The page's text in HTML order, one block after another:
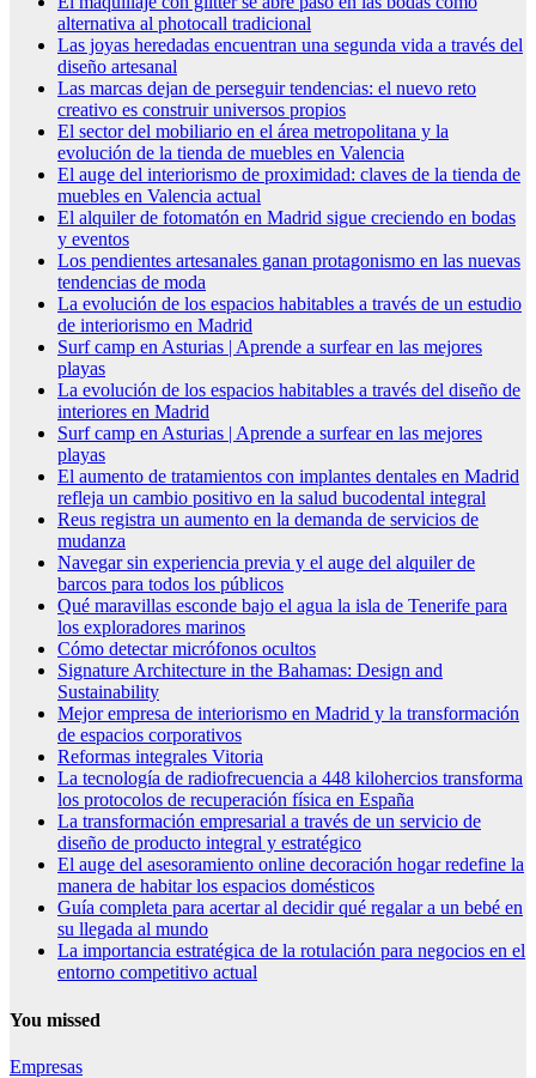
alternativa al photocall tradicional
Las joyas heredadas encuentran una segunda vida a través del
diseño artesanal
Las marcas dejan de perseguir tendencias: el nuevo reto
creativo es construir universos propios
El sector del mobiliario en el área metropolitana y la
evolución de la tienda de muebles en Valencia
El auge del interiorismo de proximidad: claves de la tienda de
muebles en Valencia actual
El alquiler de fotomatón en Madrid sigue creciendo en bodas
y eventos
Los pendientes artesanales ganan protagonismo en las nuevas
tendencias de moda
La evolución de los espacios habitables a través de un estudio
de interiorismo en Madrid
Surf camp en Asturias | Aprende a surfear en las mejores
playas
La evolución de los espacios habitables a través del diseño de
interiores en Madrid
Surf camp en Asturias | Aprende a surfear en las mejores
playas
El aumento de tratamientos con implantes dentales en Madrid
refleja un cambio positivo en la salud bucodental integral
Reus registra un aumento en la demanda de servicios de
mudanza
Navegar sin experiencia previa y el auge del alquiler de
barcos para todos los públicos
Qué maravillas esconde bajo el agua la isla de Tenerife para
los exploradores marinos
Cómo detectar micrófonos ocultos
Signature Architecture in the Bahamas: Design and
Sustainability
Mejor empresa de interiorismo en Madrid y la transformación
de espacios corporativos
Reformas integrales Vitoria
La tecnología de radiofrecuencia a 448 kilohercios transforma
los protocolos de recuperación física en España
La transformación empresarial a través de un servicio de
diseño de producto integral y estratégico
El auge del asesoramiento online decoración hogar redefine la
manera de habitar los espacios domésticos
Guía completa para acertar al decidir qué regalar a un bebé en
su llegada al mundo
La importancia estratégica de la rotulación para negocios en el
entorno competitivo actual
You missed
Empresas